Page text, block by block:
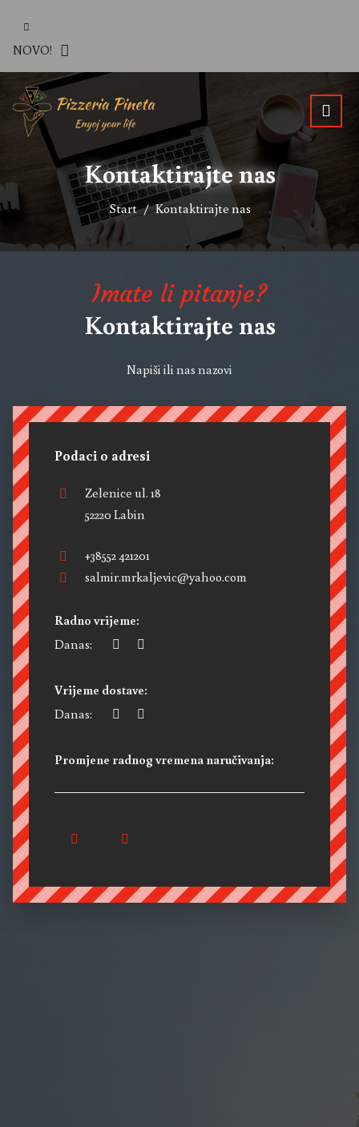
NOVO!
Kontaktirajte nas
Start Kontaktirajte nas
Imate li pitanje?
Kontaktirajte nas
Napiši ili nas nazovi
Podaci o adresi
Zelenice ul. 18
52220 Labin
+38552 421201
salmir.mrkaljevic@yahoo.com
Radno vrijeme:
Danas:
Vrijeme dostave:
Danas:
Promjene radnog vremena naručivanja: